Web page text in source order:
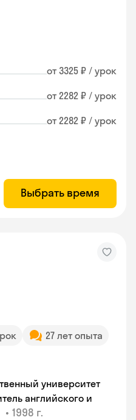
от 3325 ₽ / урок
от 2282 ₽ / урок
от 2282 ₽ / урок
Выбрать время
27 лет опыта
университет
английского и
• 1998 г.